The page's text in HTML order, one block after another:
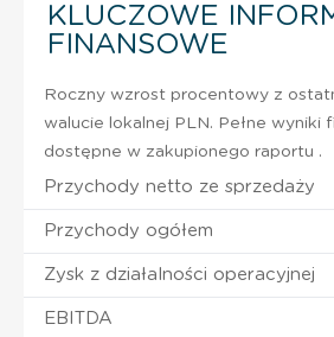
KLUCZOWE
FINANSOWE
Roczny wzrost procentowy z
walucie lokalnej PLN. Pełne wyniki
dostępne w zakupionego raportu .
Przychody netto ze sprzedaży
Przychody ogółem
Zysk z działalności operacyjnej
EBITDA